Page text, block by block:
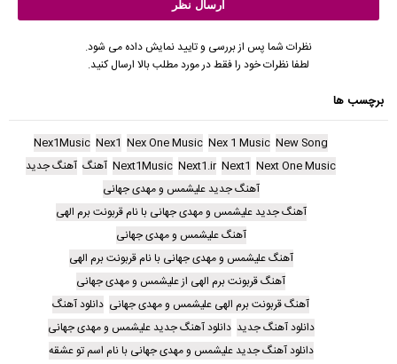
نظرات شما پس از بررسی و تایید نمایش داده می شود.
لطفا نظرات خود را فقط در مورد مطلب بالا ارسال کنید.
برچسب ها
New Song
Nex 1 Music
Nex One Music
Nex1
Nex1Music
Next One Music
Next1
Next1.ir
Next1Music آهنگ آهنگ جدید
آهنگ جدید علیشمس و مهدی جهانی
آهنگ جدید علیشمس و مهدی جهانی با نام قربونت برم الهی
آهنگ علیشمس و مهدی جهانی
آهنگ علیشمس و مهدی جهانی با نام قربونت برم الهی
آهنگ قربونت برم الهی از علیشمس و مهدی جهانی
آهنگ قربونت برم الهی علیشمس و مهدی جهانی دانلود آهنگ
دانلود آهنگ جدید دانلود آهنگ جدید علیشمس و مهدی جهانی
دانلود آهنگ جدید علیشمس و مهدی جهانی با نام اسم تو عشقه